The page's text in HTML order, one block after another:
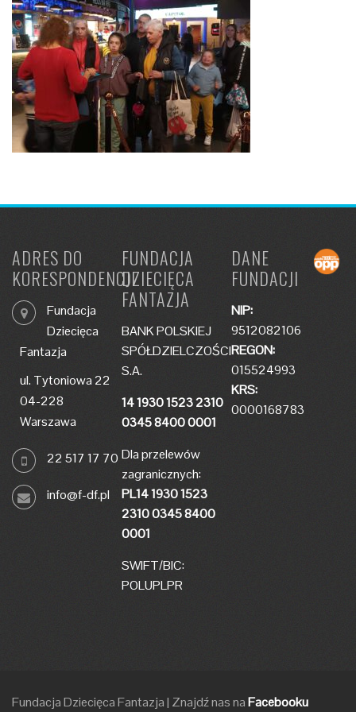
ADRES DO
KORESPONDENCJI
Fundacja
Dziecięca
Fantazja
ul. Tytoniowa 22
04-228
Warszawa
22 517 17 70
info@f-df.pl
FUNDACJA
DZIECIĘCA
FANTAZJA
BANK POLSKIEJ
SPÓŁDZIELCZOŚCI
S.A.
14 1930 1523 2310
0345 8400 0001
Dla przelewów
zagranicznych:
PL14 1930 1523
2310 0345 8400
0001
SWIFT/BIC:
POLUPLPR
DANE
FUNDACJI
NIP:
9512082106
REGON:
015524993
KRS:
0000168783
Fundacja Dziecięca Fantazja| Znajdź nas naFacebooku